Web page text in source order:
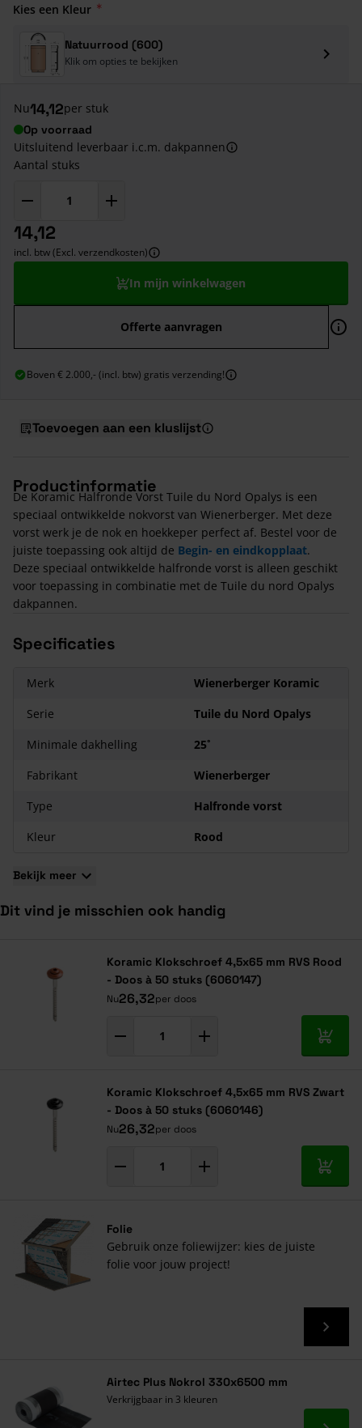
Kies een Kleur
Natuurrood (600)
Klik om opties te bekijken
Nu14,12per stuk
Op voorraad
Uitsluitend leverbaar i.c.m. dakpannen
Aantal stuks
14,12
incl. btw (Excl. verzendkosten)
In mijn winkelwagen
Offerte aanvragen
Boven € 2.000,- (incl. btw) gratis verzending!
Toevoegen aan een kluslijst
Productinformatie
De Koramic Halfronde Vorst Tuile du Nord Opalys is een
speciaal ontwikkelde nokvorst van Wienerberger. Met deze
vorst werk je de nok en hoekkeper perfect af. Bestel voor de
juiste toepassing ook altijd de Begin- en eindkopplaat.
Deze speciaal ontwikkelde halfronde vorst is alleen geschikt
voor toepassing in combinatie met de Tuile du nord Opalys
dakpannen.
Specificaties
Merk
Wienerberger Koramic
Serie
Tuile du Nord Opalys
Minimale dakhelling
25˚
Fabrikant
Wienerberger
Type
Halfronde vorst
Kleur
Rood
Bekijk meer
Dit vind je misschien ook handig
Koramic Klokschroef 4,5x65 mm RVS Rood
- Doos à 50 stuks (6060147)
Nu26,32per doos
In
Koramic Klokschroef 4,5x65 mm RVS Zwart
- Doos à 50 stuks (6060146)
Nu26,32per doos
In
Folie
Gebruik onze foliewijzer: kies de juiste
folie voor jouw project!
Airtec Plus Nokrol 330x6500 mm
Verkrijgbaar in 3 kleuren